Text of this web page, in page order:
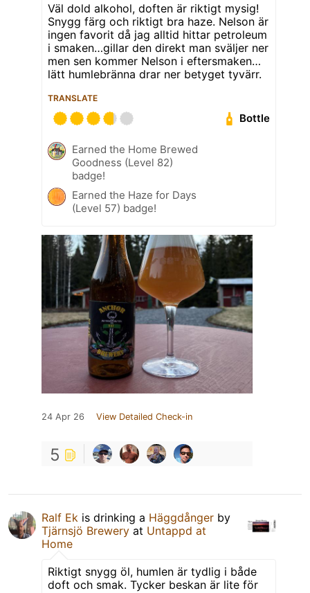
Väl dold alkohol, doften är riktigt mysig!
Snygg färg och riktigt bra haze. Nelson är
ingen favorit då jag alltid hittar petroleum
i smaken…gillar den direkt man sväljer ner
men sen kommer Nelson i eftersmaken…
lätt humlebränna drar ner betyget tyvärr.
TRANSLATE
Bottle
Earned the Home Brewed
Goodness (Level 82)
badge!
Earned the Haze for Days
(Level 57) badge!
24 Apr 26 View Detailed Check-in
5
Ralf Ek is drinking a Häggdånger by
Tjärnsjö Brewery at Untappd at
Home
Riktigt snygg öl, humlen är tydlig i både
doft och smak. Tycker beskan är lite för